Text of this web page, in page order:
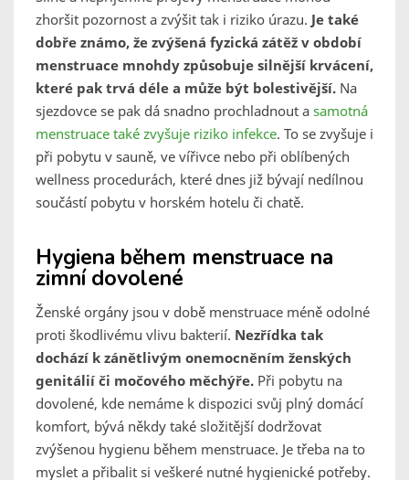
zhoršit pozornost a zvýšit tak i riziko úrazu. Je také
dobře známo, že zvýšená fyzická zátěž v období
menstruace mnohdy způsobuje silnější krvácení,
které pak trvá déle a může být bolestivější. Na
sjezdovce se pak dá snadno prochladnout a samotná
menstruace také zvyšuje riziko infekce. To se zvyšuje i
při pobytu v sauně, ve vířivce nebo při oblíbených
wellness procedurách, které dnes již bývají nedílnou
součástí pobytu v horském hotelu či chatě.
Hygiena během menstruace na
zimní dovolené
Ženské orgány jsou v době menstruace méně odolné
proti škodlivému vlivu bakterií. Nezřídka tak
dochází k zánětlivým onemocněním ženských
genitálií či močového měchýře. Při pobytu na
dovolené, kde nemáme k dispozici svůj plný domácí
komfort, bývá někdy také složitější dodržovat
zvýšenou hygienu během menstruace. Je třeba na to
myslet a přibalit si veškeré nutné hygienické potřeby.